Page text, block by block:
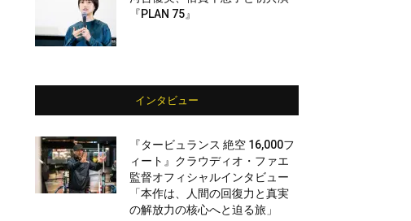
『PLAN 75』
インタビュー
『タービュランス 絶空 16,000フ
ィート』クラウディオ・ファエ
監督オフィシャルインタビュー
「本作は、人間の回復力と真実
の解放力の核心へと迫る旅」